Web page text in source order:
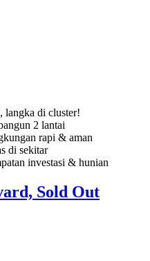
langka di cluster!
2 lantai
rapi & aman
di sekitar
investasi & hunian
Sold Out